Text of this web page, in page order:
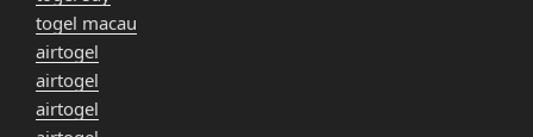
togel macau
airtogel
airtogel
airtogel